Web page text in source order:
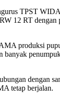
TPST
12 RT
produksi
banyak
dengan
tetap berjalan.